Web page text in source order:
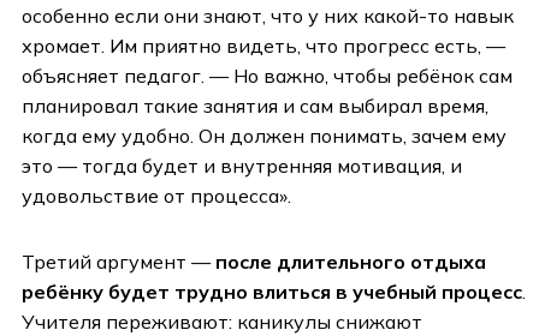
особенно если они знают, что у них какой-то навык
хромает. Им приятно видеть, что прогресс есть, —
объясняет педагог. — Но важно, чтобы ребёнок сам
планировал такие занятия и сам выбирал время,
когда ему удобно. Он должен понимать, зачем ему
это — тогда будет и внутренняя мотивация, и
удовольствие от процесса».
Третий аргумент — после длительного отдыха
ребёнку будет трудно влиться в учебный процесс.
Учителя переживают: каникулы снижают